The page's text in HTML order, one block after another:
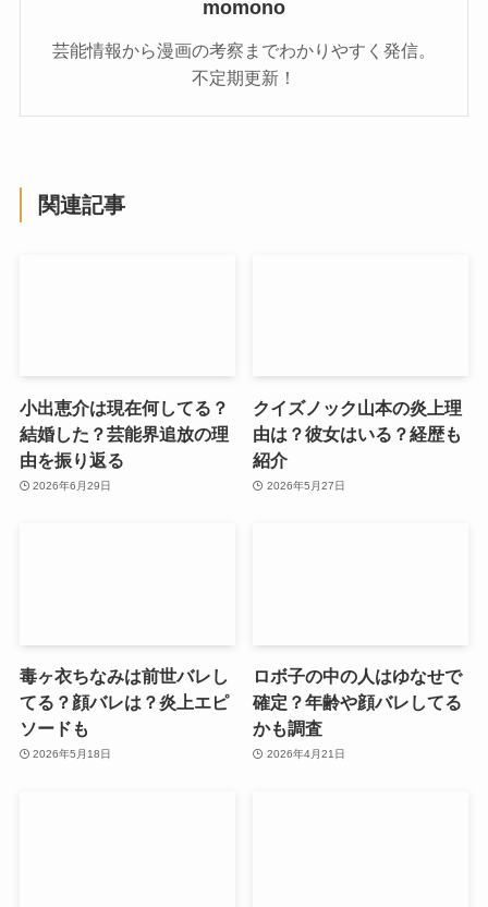
momono
芸能情報から漫画の考察までわかりやすく発信。
不定期更新！
関連記事
小出恵介は現在何してる？
結婚した？芸能界追放の理
由を振り返る
2026年6月29日
クイズノック山本の炎上理
由は？彼女はいる？経歴も
紹介
2026年5月27日
毒ヶ衣ちなみは前世バレし
てる？顔バレは？炎上エピ
ソードも
2026年5月18日
ロボ子の中の人はゆなせで
確定？年齢や顔バレしてる
かも調査
2026年4月21日